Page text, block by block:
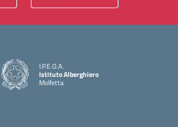
I.P.E.O.A.
Istituto Alberghiero
Molfetta